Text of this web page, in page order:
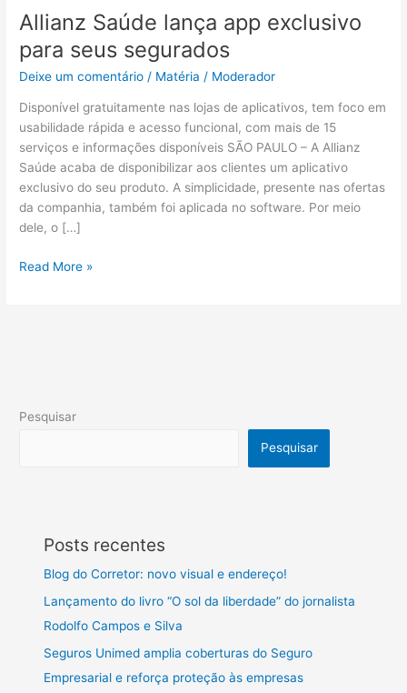
Allianz Saúde lança app exclusivo
para seus segurados
Deixe um comentário / Matéria / Moderador
Disponível gratuitamente nas lojas de aplicativos, tem foco em
usabilidade rápida e acesso funcional, com mais de 15
serviços e informações disponíveis SÃO PAULO – A Allianz
Saúde acaba de disponibilizar aos clientes um aplicativo
exclusivo do seu produto. A simplicidade, presente nas ofertas
da companhia, também foi aplicada no software. Por meio
dele, o […]
Read More »
Pesquisar
Pesquisar
Posts recentes
Blog do Corretor: novo visual e endereço!
Lançamento do livro “O sol da liberdade” do jornalista
Rodolfo Campos e Silva
Seguros Unimed amplia coberturas do Seguro
Empresarial e reforça proteção às empresas